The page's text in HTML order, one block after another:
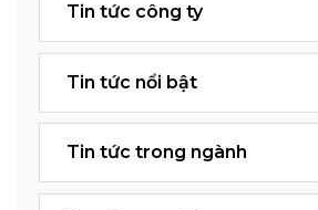
Tin tức công ty
Tin tức nổi bật
Tin tức trong ngành